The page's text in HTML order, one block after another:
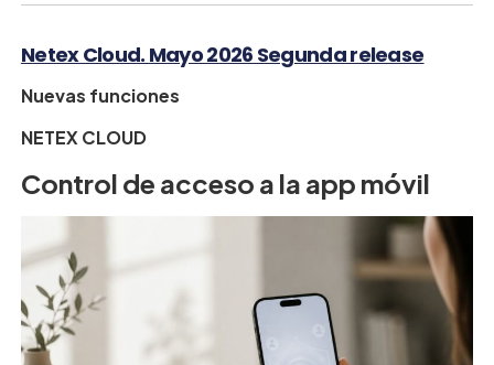
Netex Cloud. Mayo 2026 Segunda release
Nuevas funciones
NETEX CLOUD
Control de acceso a la app móvil